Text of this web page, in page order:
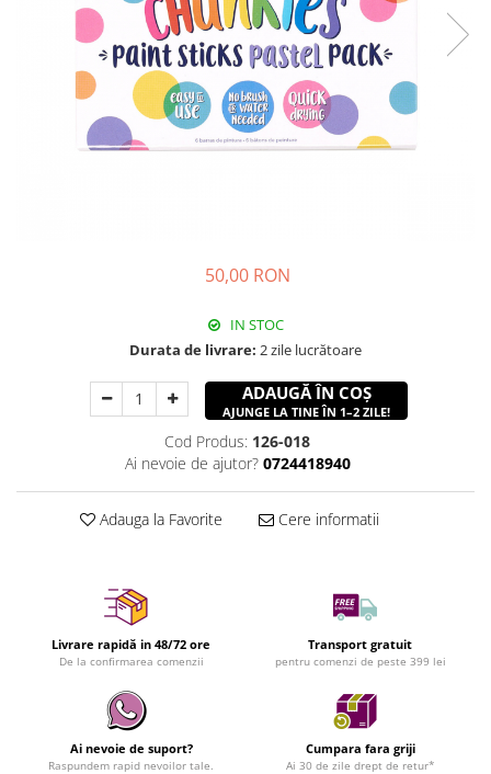
50,00 RON
IN STOC
Durata de livrare: 2 zile lucrătoare
ADAUGĂ ÎN COȘ
AJUNGE LA TINE ÎN 1–2 ZILE!
Cod Produs: 126-018
Ai nevoie de ajutor? 0724418940
Adauga la Favorite Cere informatii
Livrare rapidă in 48/72 ore
De la confirmarea comenzii
Transport gratuit
pentru comenzi de peste 399 lei
Ai nevoie de suport?
Raspundem rapid nevoilor tale.
Cumpara fara griji
Ai 30 de zile drept de retur*